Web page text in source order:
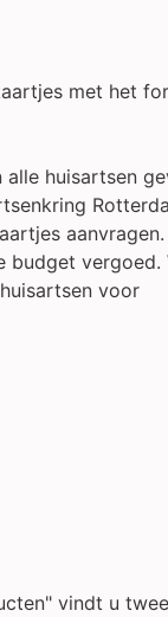
met het
alle huisartsen
aanvragen.
budget vergoed.
voor
vindt u twee